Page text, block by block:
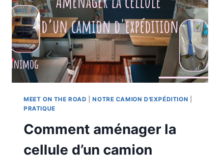
MAROC
MEET ON THE ROAD |NOTRE CAMION D'EXPÉDITION
PRATIQUE
Comment aménager la
cellule d’un camion